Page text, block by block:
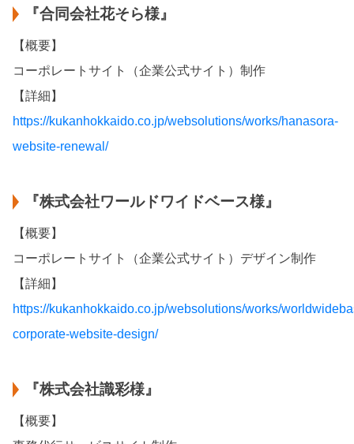
『合同会社花そら様』
【概要】
コーポレートサイト（企業公式サイト）制作
【詳細】
https://kukanhokkaido.co.jp/websolutions/works/hanasora-
website-renewal/
『株式会社ワールドワイドベース様』
【概要】
コーポレートサイト（企業公式サイト）デザイン制作
【詳細】
https://kukanhokkaido.co.jp/websolutions/works/
corporate-website-design/
『株式会社識彩様』
【概要】